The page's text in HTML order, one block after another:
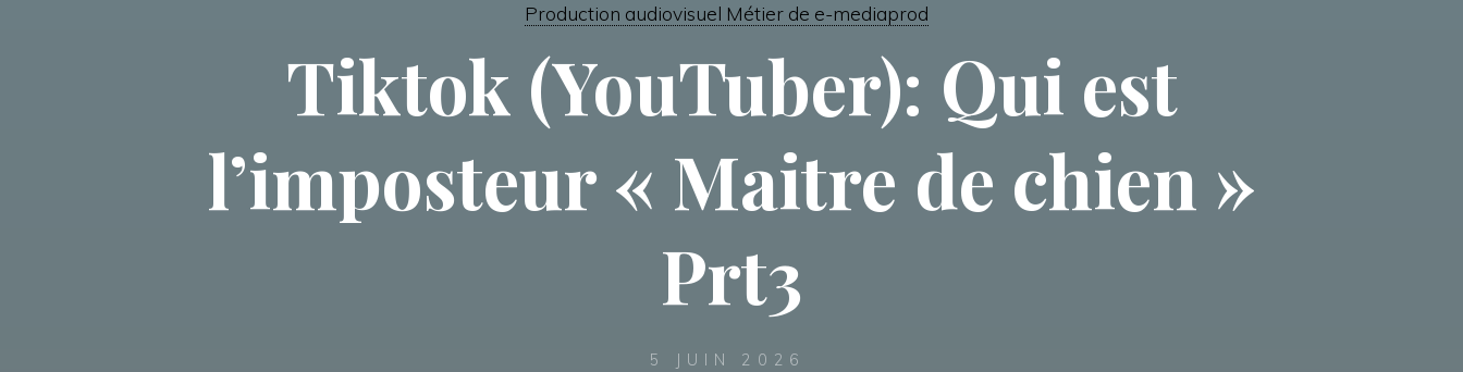
Production audiovisuel Métier de e-mediaprod
Tiktok (YouTuber): Qui est
l’imposteur « Maitre de chien »
Prt3
5 JUIN 2026